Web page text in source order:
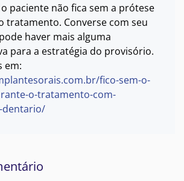
paciente não fica sem a prótese
tratamento. Converse com seu
haver mais alguma
para a estratégia do provisório.
em:
fico-sem-o-
o-tratamento-com-
dentario/